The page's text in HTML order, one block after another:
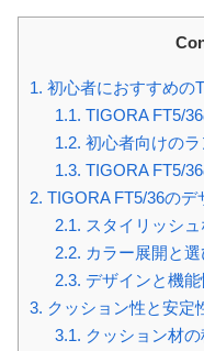
1. 初心者におすすめの
1.1. TIGORA FT5/
1.2. 初心者向けの
1.3. TIGORA FT5/
2. TIGORA FT5/36の
2.1. スタイリッシ
2.2. カラー展開と
2.3. デザインと機
3. クッション性と安定
3.1. クッション材